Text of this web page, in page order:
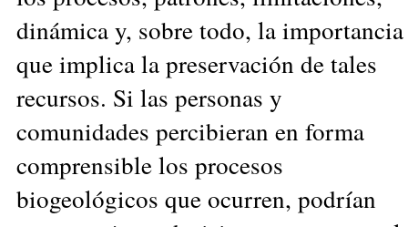
dinámica y, sobre todo, la importancia
que implica la preservación de tales
recursos. Si las personas y
comunidades percibieran en forma
comprensible los procesos
biogeológicos que ocurren, podrían